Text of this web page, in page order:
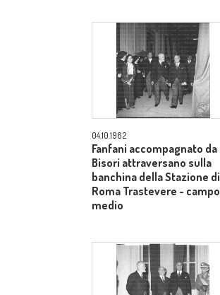
04.10.1962
Fanfani accompagnato da
Bisori attraversano sulla
banchina della Stazione di
Roma Trastevere - campo
medio